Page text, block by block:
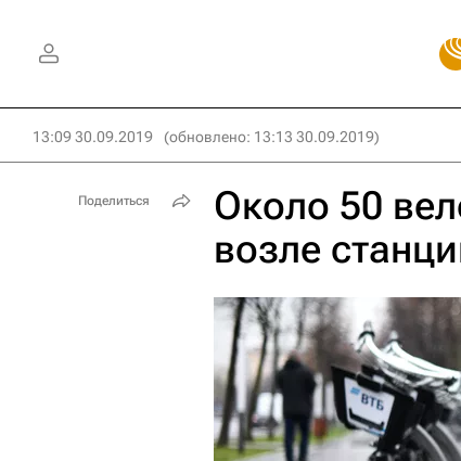
13:09 30.09.2019 (обновлено: 13:13 30.09.2019)
Около 50
возле
Поделиться